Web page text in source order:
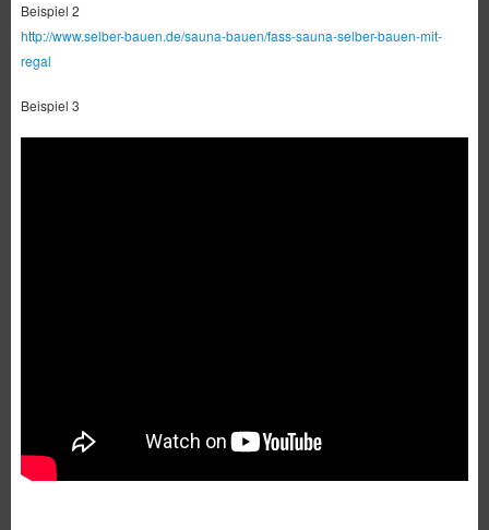
Beispiel 2
http://www.selber-bauen.de/sauna-bauen/fass-sauna-selber-bauen-mit-
regal
Beispiel 3